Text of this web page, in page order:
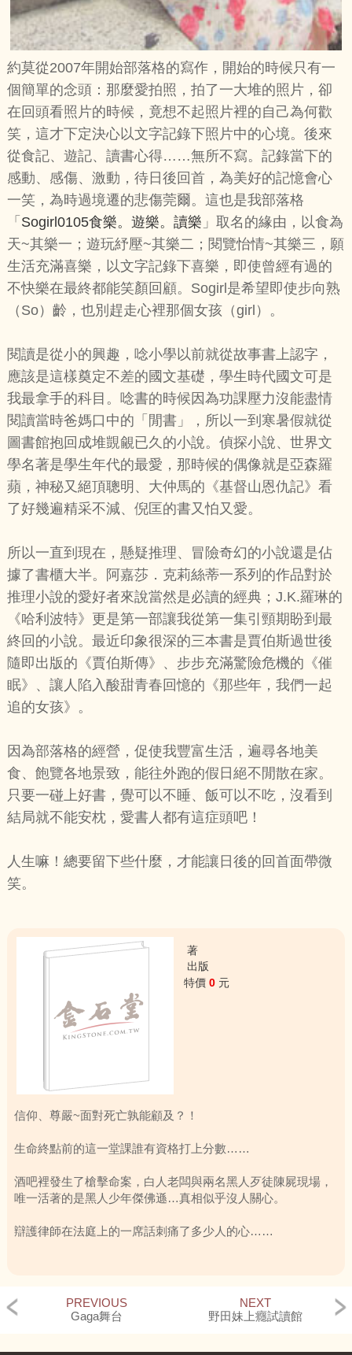
約莫從2007年開始部落格的寫作，開始的時候只有一
個簡單的念頭：那麼愛拍照，拍了一大堆的照片，卻
在回頭看照片的時候，竟想不起照片裡的自己為何歡
笑，這才下定決心以文字記錄下照片中的心境。後來
從食記、遊記、讀書心得……無所不寫。記錄當下的
感動、感傷、激動，待日後回首，為美好的記憶會心
一笑，為時過境遷的悲傷莞爾。這也是我部落格
「 Sogirl0105食樂。遊樂。讀樂 」取名的緣由，以食為
天~其樂一；遊玩紓壓~其樂二；閱覽怡情~其樂三，願
生活充滿喜樂，以文字記錄下喜樂，即使曾經有過的
不快樂在最終都能笑顏回顧。Sogirl是希望即使步向熟
（So）齡，也別趕走心裡那個女孩（girl）。
閱讀是從小的興趣，唸小學以前就從故事書上認字，
應該是這樣奠定不差的國文基礎，學生時代國文可是
我最拿手的科目。唸書的時候因為功課壓力沒能盡情
閱讀當時爸媽口中的「閒書」，所以一到寒暑假就從
圖書館抱回成堆覬覦已久的小說。偵探小說、世界文
學名著是學生年代的最愛，那時候的偶像就是亞森羅
蘋，神秘又絕頂聰明、大仲馬的《基督山恩仇記》看
了好幾遍精采不減、倪匡的書又怕又愛。
所以一直到現在，懸疑推理、冒險奇幻的小說還是佔
據了書櫃大半。阿嘉莎．克莉絲蒂一系列的作品對於
推理小說的愛好者來說當然是必讀的經典；J.K.羅琳的
《哈利波特》更是第一部讓我從第一集引頸期盼到最
終回的小說。最近印象很深的三本書是賈伯斯過世後
隨即出版的《賈伯斯傳》、步步充滿驚險危機的《催
眠》、讓人陷入酸甜青春回憶的《那些年，我們一起
追的女孩》。
因為部落格的經營，促使我豐富生活，遍尋各地美
食、飽覽各地景致，能往外跑的假日絕不閒散在家。
只要一碰上好書，覺可以不睡、飯可以不吃，沒看到
結局就不能安枕，愛書人都有這症頭吧！
人生嘛！總要留下些什麼，才能讓日後的回首面帶微
笑。
著
出版
特價 0 元
信仰、尊嚴~面對死亡孰能顧及？！
生命終點前的這一堂課誰有資格打上分數……
酒吧裡發生了槍擊命案，白人老闆與兩名黑人歹徒陳屍現場，
唯一活著的是黑人少年傑佛遜…真相似乎沒人關心。
辯護律師在法庭上的一席話刺痛了多少人的心……
無意義。
PREVIOUS
Gaga舞台
NEXT
野田妹上癮試讀館